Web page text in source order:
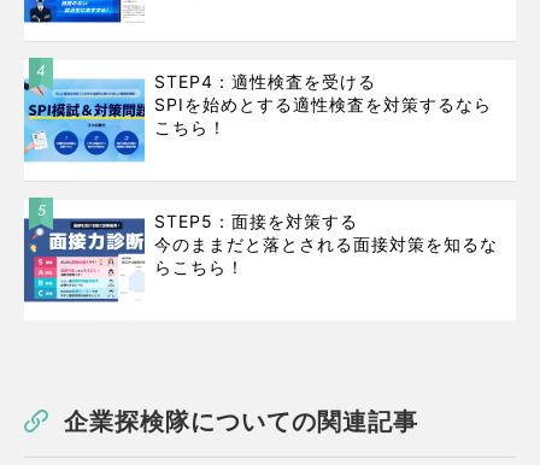
4
STEP4：適性検査を受ける
SPIを始めとする適性検査を対策するなら
こちら！
5
STEP5：面接を対策する
今のままだと落とされる面接対策を知るな
らこちら！
企業探検隊についての関連記事